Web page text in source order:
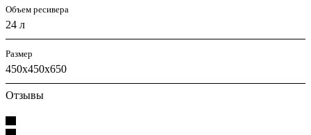
Объем ресивера
24 л
Размер
450x450x650
Отзывы